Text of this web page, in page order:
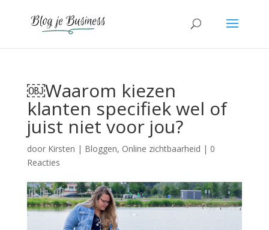
￼Waarom kiezen
klanten specifiek wel of
juist niet voor jou?
door Kirsten | Bloggen, Online zichtbaarheid | 0
Reacties